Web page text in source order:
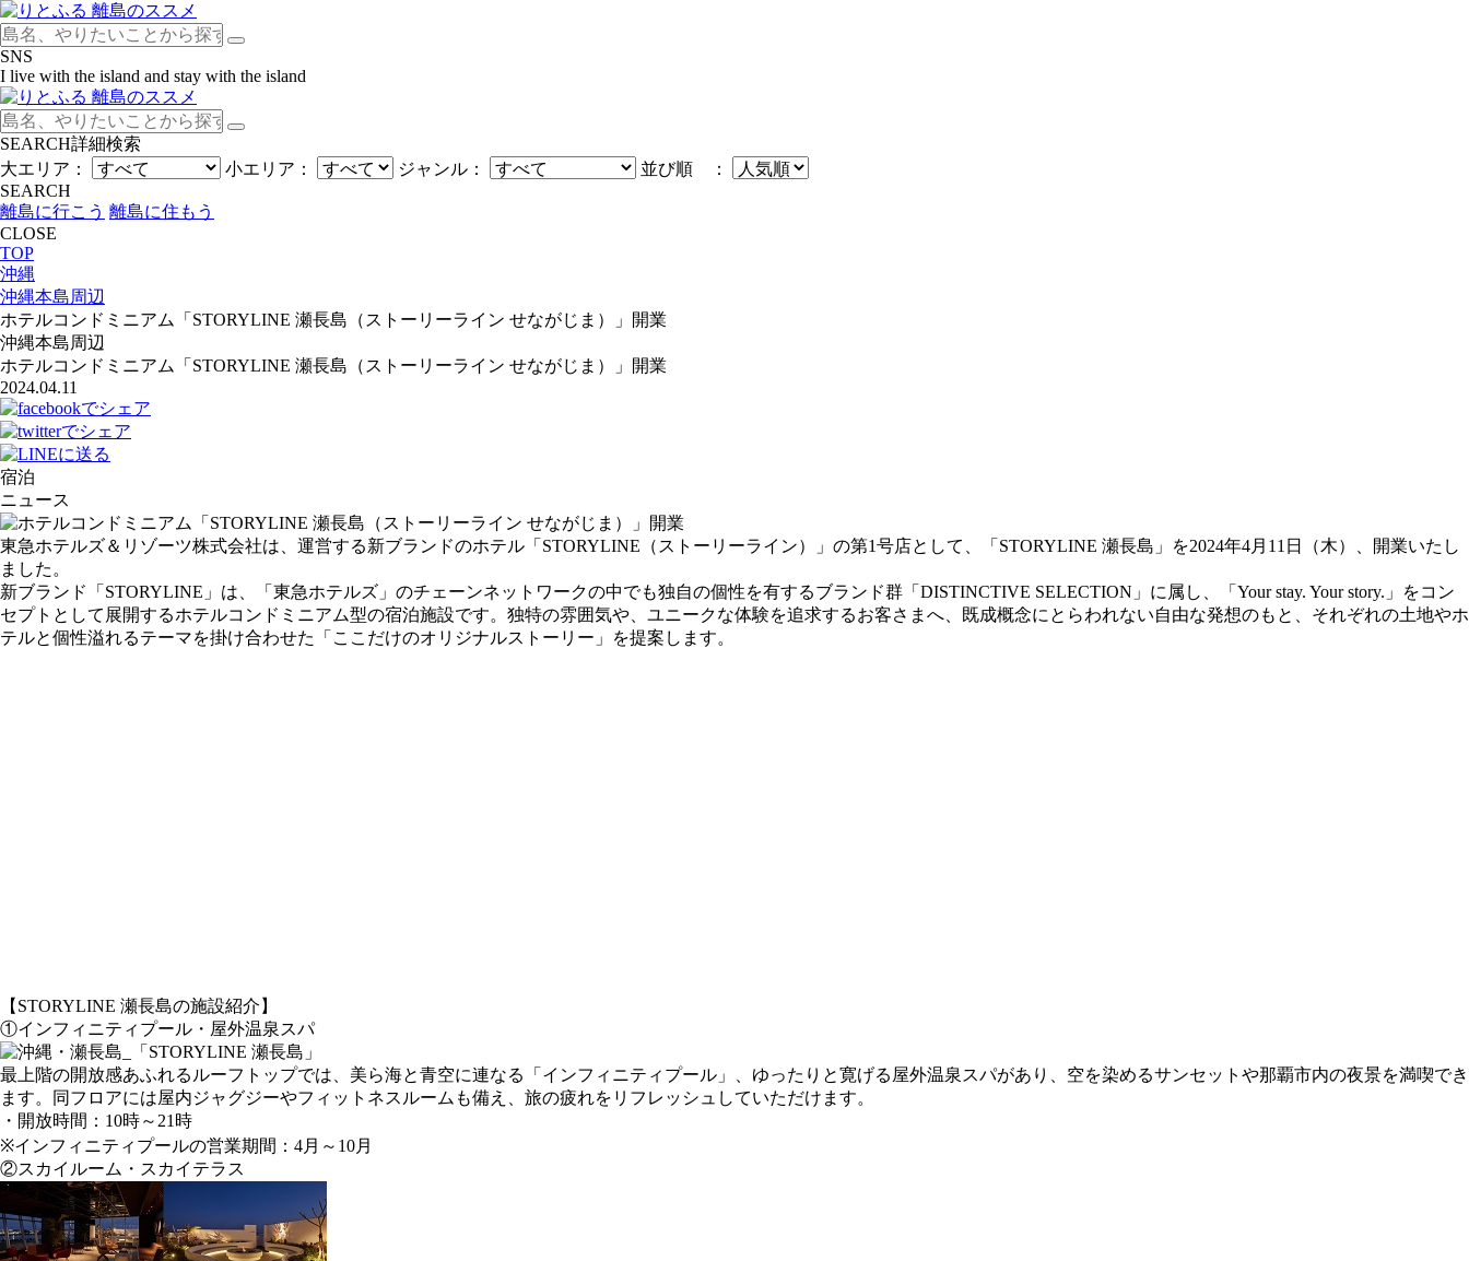
SNS
I live with the island and stay with the island
SEARCH詳細検索
大エリア：
小エリア： ジャンル：
並び順 ：
SEARCH
離島に行こう 離島に住もう
CLOSE
TOP
沖縄
沖縄本島周辺
ホテルコンドミニアム「STORYLINE 瀬長島（ストーリーライン せながじま）」開業
沖縄本島周辺
ホテルコンドミニアム「STORYLINE 瀬長島（ストーリーライン せながじま）」開業
2024.04.11
宿泊
ニュース
東急ホテルズ＆リゾーツ株式会社は、運営する新ブランドのホテル「STORYLINE（ストーリーライン）」の第1号店として、「STORYLINE 瀬長島」を2024年4月11日（木）、開業いたし
ました。
新ブランド「STORYLINE」は、「東急ホテルズ」のチェーンネットワークの中でも独自の個性を有するブランド群「DISTINCTIVE SELECTION」に属し、「Your stay. Your story.」をコン
セプトとして展開するホテルコンドミニアム型の宿泊施設です。独特の雰囲気や、ユニークな体験を追求するお客さまへ、既成概念にとらわれない自由な発想のもと、それぞれの土地やホ
テルと個性溢れるテーマを掛け合わせた「ここだけのオリジナルストーリー」を提案します。
【STORYLINE 瀬長島の施設紹介】
①インフィニティプール・屋外温泉スパ
最上階の開放感あふれるルーフトップでは、美ら海と青空に連なる「インフィニティプール」、ゆったりと寛げる屋外温泉スパがあり、空を染めるサンセットや那覇市内の夜景を満喫でき
ます。同フロアには屋内ジャグジーやフィットネスルームも備え、旅の疲れをリフレッシュしていただけます。
・開放時間：10時～21時
※インフィニティプールの営業期間：4月～10月
②スカイルーム・スカイテラス